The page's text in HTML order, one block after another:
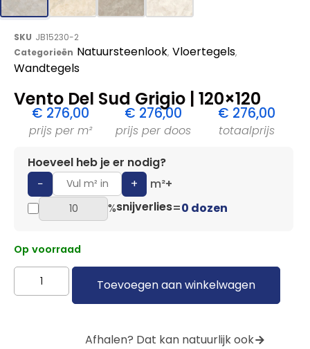
SKU JB15230-2
Categorieën Natuursteenlook, Vloertegels,
Wandtegels
Vento Del Sud Grigio | 120×120
€ 276,00
prijs per m²
€ 276,00
prijs per doos
€ 276,00
totaalprijs
Hoeveel heb je er nodig?
−
+ m²+
%snijverlies=0 dozen
Op voorraad
Toevoegen aan winkelwagen
Afhalen? Dat kan natuurlijk ook